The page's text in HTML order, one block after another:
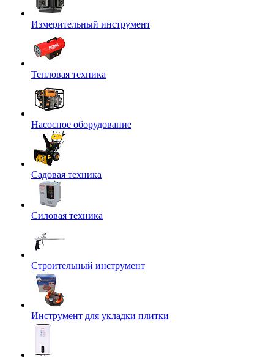
Измерительный инструмент
Тепловая техника
Насосное оборудование
Садовая техника
Силовая техника
Строительный инструмент
Инструмент для укладки плитки